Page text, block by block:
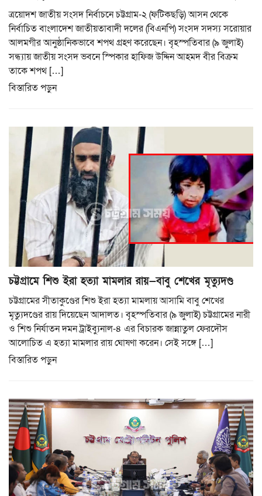
ত্রয়োদশ জাতীয় সংসদ নির্বাচনে চট্টগ্রাম-২ (ফটিকছড়ি) আসন থেকে
নির্বাচিত বাংলাদেশ জাতীয়তাবাদী দলের (বিএনপি) সংসদ সদস্য সরোয়ার
আলমগীর আনুষ্ঠানিকভাবে শপথ গ্রহণ করেছেন। বৃহস্পতিবার (৯ জুলাই)
সন্ধ্যায় জাতীয় সংসদ ভবনে স্পিকার হাফিজ উদ্দিন আহমদ বীর বিক্রম
তাকে শপথ […]
বিস্তারিত পড়ুন
চট্টগ্রামে শিশু ইরা হত্যা মামলার রায়—বাবু শেখের মৃত্যুদণ্ড
চট্টগ্রামের সীতাকুণ্ডের শিশু ইরা হত্যা মামলায় আসামি বাবু শেখের
মৃত্যুদণ্ডের রায় দিয়েছেন আদালত। বৃহস্পতিবার (৯ জুলাই) চট্টগ্রামের নারী
ও শিশু নির্যাতন দমন ট্রাইব্যুনাল-৪ এর বিচারক জান্নাতুল ফেরদৌস
আলোচিত এ হত্যা মামলার রায় ঘোষণা করেন। সেই সঙ্গে […]
বিস্তারিত পড়ুন